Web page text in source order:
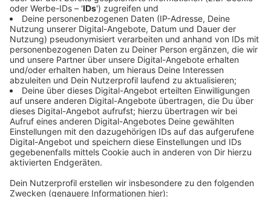
Verdächtige Nachrichten erkennt man oft an
fehlender persönlicher Anrede, fehlerhaftem Deutsch
oder Drohungen.
Anzeige
Sicherheit beim Online-Banking: Darauf
sollten Sie achten
Anzeige